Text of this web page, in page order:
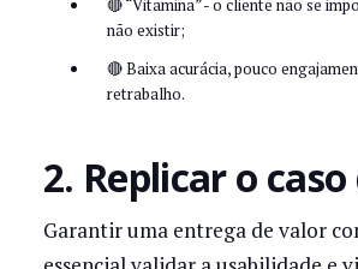
🔴 “Vitamina” - o cliente não se
não existir;
🔴 Baixa acurácia, pouco
retrabalho.
2. Replicar o
Garantir uma entrega de valor